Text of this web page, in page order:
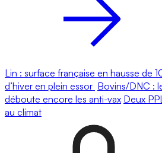
Lin : surface française en hausse de
d’hiver en plein essor Bovins/DNC :
déboute encore les anti-vax Deux
au climat